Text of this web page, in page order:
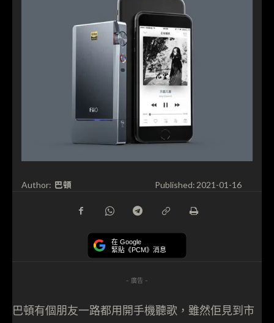
Author: 巴頓 Published:2021-01-16
在 Google
緊貼《PCM》消息
- 廣告 -
巴頓有個朋友一路都用開手機聽歌，雖然佢見到市